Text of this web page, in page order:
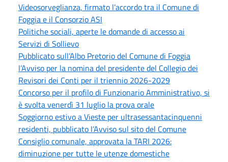
Videosorveglianza, firmato l’accordo tra il Comune di
Foggia e il Consorzio ASI
Politiche sociali, aperte le domande di accesso ai
Servizi di Sollievo
Pubblicato sull’Albo Pretorio del Comune di Foggia
l’Avviso per la nomina del presidente del Collegio dei
Revisori dei Conti per il triennio 2026-2029
Concorso per il profilo di Funzionario Amministrativo, si
è svolta venerdì 31 luglio la prova orale
Soggiorno estivo a Vieste per ultrasessantacinquenni
residenti, pubblicato l’Avviso sul sito del Comune
Consiglio comunale, approvata la TARI 2026:
diminuzione per tutte le utenze domestiche